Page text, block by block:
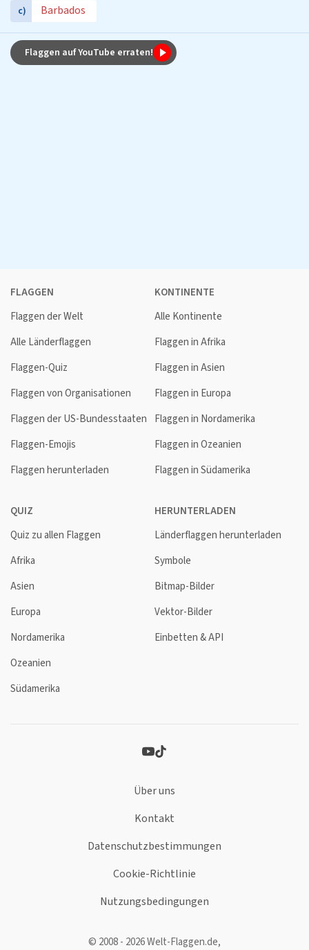
c) Barbados
Flaggen auf YouTube erraten!
FLAGGEN
Flaggen der Welt
Alle Länderflaggen
Flaggen-Quiz
Flaggen von Organisationen
Flaggen der US-Bundesstaaten
Flaggen-Emojis
Flaggen herunterladen
KONTINENTE
Alle Kontinente
Flaggen in Afrika
Flaggen in Asien
Flaggen in Europa
Flaggen in Nordamerika
Flaggen in Ozeanien
Flaggen in Südamerika
QUIZ
Quiz zu allen Flaggen
Afrika
Asien
Europa
Nordamerika
Ozeanien
Südamerika
HERUNTERLADEN
Länderflaggen herunterladen
Symbole
Bitmap-Bilder
Vektor-Bilder
Einbetten & API
Über uns
Kontakt
Datenschutzbestimmungen
Cookie-Richtlinie
Nutzungsbedingungen
© 2008 - 2026 Welt-Flaggen.de,